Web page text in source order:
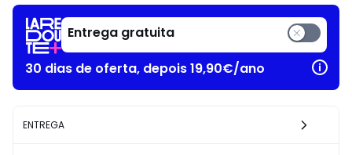
Entrega gratuita
30 dias de oferta, depois 19,90€/ano
ENTREGA